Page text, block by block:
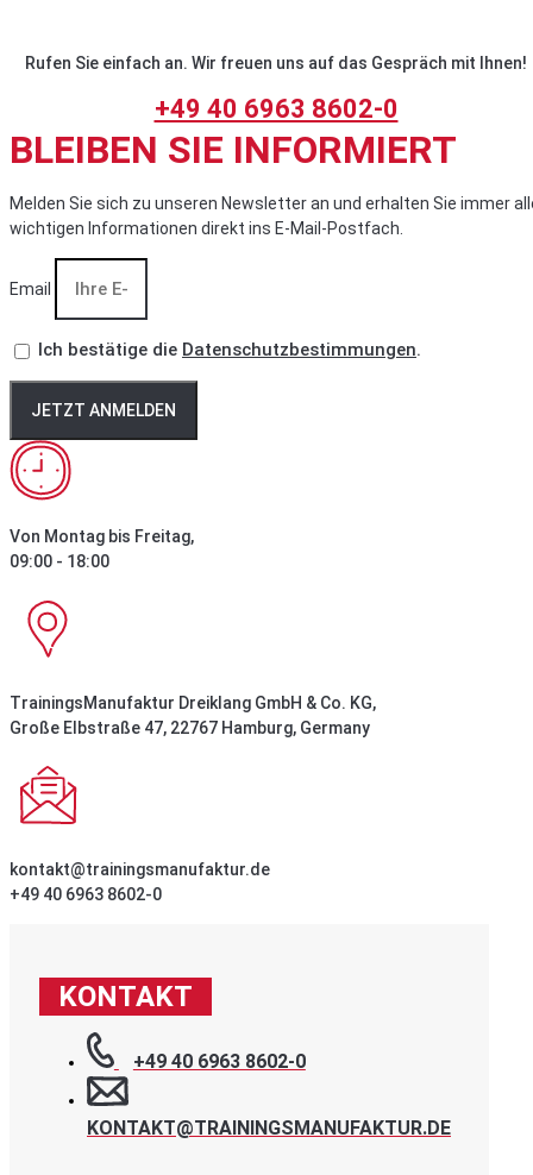
Rufen Sie einfach an. Wir freuen uns auf das Gespräch mit Ihnen!
+49 40 6963 8602-0
BLEIBEN SIE INFORMIERT
Melden Sie sich zu unseren Newsletter an und erhalten Sie immer
wichtigen Informationen direkt ins E-Mail-Postfach.
Email
Ich bestätige die Datenschutzbestimmungen.
JETZT ANMELDEN
Von Montag bis Freitag,
09:00 - 18:00
TrainingsManufaktur Dreiklang GmbH & Co. KG,
Große Elbstraße 47, 22767 Hamburg, Germany
kontakt@trainingsmanufaktur.de
+49 40 6963 8602-0
KONTAKT
+49 40 6963 8602-0
KONTAKT@TRAININGSMANUFAKTUR.DE